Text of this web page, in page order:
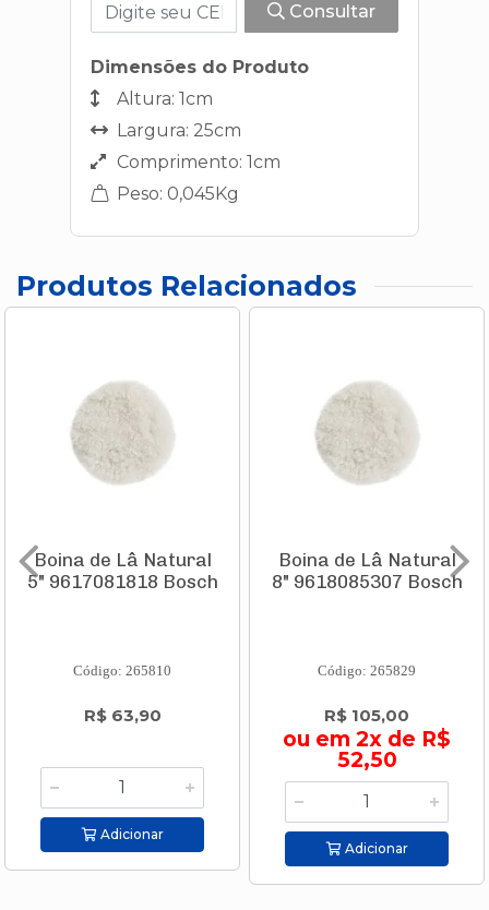
Consultar
Dimensões do Produto
Altura: 1cm
Largura: 25cm
Comprimento: 1cm
Peso: 0,045Kg
Produtos Relacionados
Boina de Lâ Natural
5" 9617081818 Bosch
Código: 265810
R$ 63,90
Adicionar
Boina de Lâ Natural
8" 9618085307 Bosch
Código: 265829
R$ 105,00
ou em 2x de R$
52,50
Adicionar